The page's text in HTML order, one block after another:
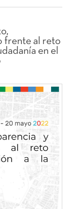
frente al reto
en el